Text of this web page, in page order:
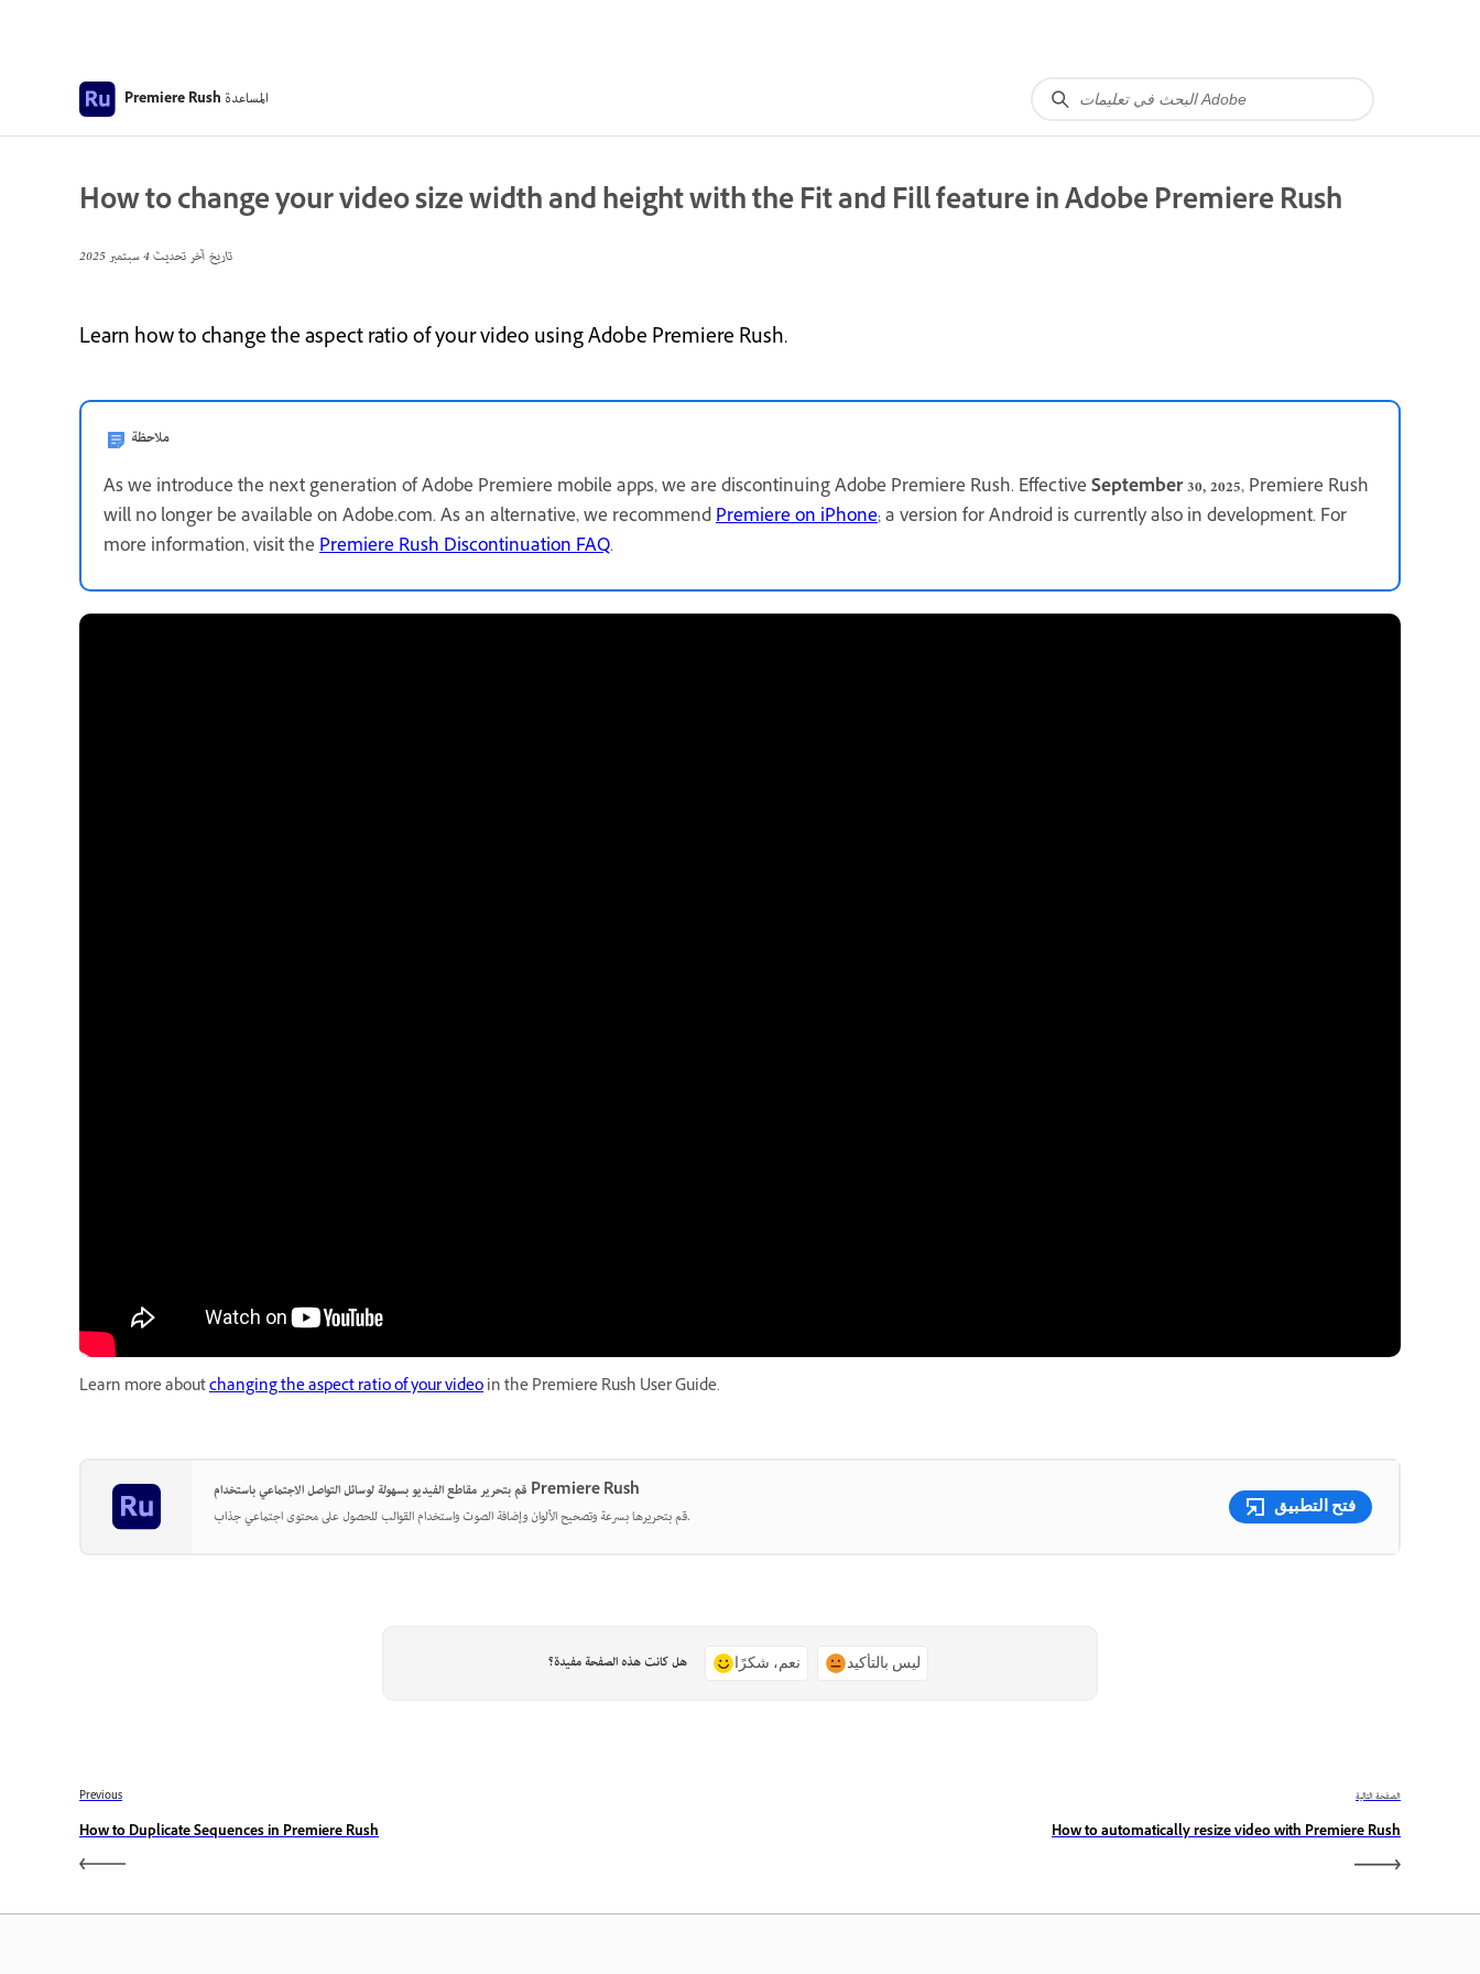
Premiere Rush المساعدة
How to change your video size width and height with the Fit and Fill feature in Adobe Premiere Rush
تاريخ آخر تحديث4 سبتمبر 2025
Learn how to change the aspect ratio of your video using Adobe Premiere Rush.
ملاحظة
As we introduce the next generation of Adobe Premiere mobile apps, we are discontinuing Adobe Premiere Rush. EffectiveSeptember 30, 2025, Premiere Rush
will no longer be available on Adobe.com. As an alternative, we recommendPremiere on iPhone; a version for Android is currently also in development. For
more information, visit thePremiere Rush Discontinuation FAQ.
Learn more aboutchanging the aspect ratio of your videoin the Premiere Rush User Guide.
قم بتحرير مقاطع الفيديو بسهولة لوسائل التواصل الاجتماعي باستخدام Premiere Rush
قم بتحريرها بسرعة وتصحيح الألوان وإضافة الصوت واستخدام القوالب للحصول على محتوى اجتماعي جذاب.
فتح التطبيق
هل كانت هذه الصفحة مفيدة؟ نعم، شكرًا ليس بالتأكيد
Previous
How to Duplicate Sequences in Premiere Rush
الصفحة التالية
How to automatically resize video with Premiere Rush